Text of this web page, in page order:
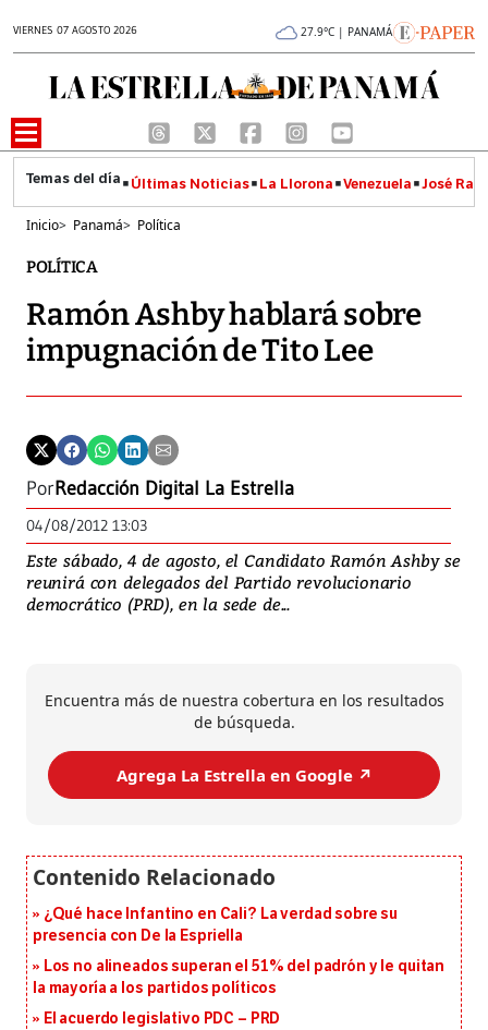
VIERNES 07 AGOSTO 2026 27.9°C | PANAMÁ
Últimas Noticias La Llorona Venezuela José
Inicio> Panamá> Política
POLÍTICA
Ramón Ashby hablará sobre
impugnación de Tito Lee
PorRedacción Digital La Estrella
04/08/2012 13:03
Este sábado, 4 de agosto, el Candidato Ramón Ashby se
reunirá con delegados del Partido revolucionario
democrático (PRD), en la sede de...
Encuentra más de nuestra cobertura en los resultados
de búsqueda.
Agrega La Estrella en Google ↗️
¿Qué hace Infantino en Cali? La verdad sobre su
presencia con De la Espriella
Los no alineados superan el 51% del padrón y le quitan
la mayoría a los partidos políticos
El acuerdo legislativo PDC – PRD